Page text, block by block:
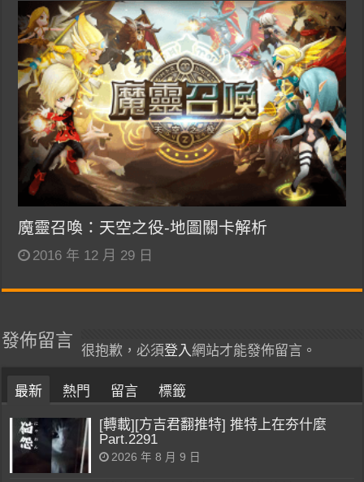
魔靈召喚：天空之役-地圖關卡解析
2016 年 12 月 29 日
發佈留言
很抱歉，必須登入網站才能發佈留言。
最新 熱門 留言 標籤
[轉載][方吉君翻推特] 推特上在夯什麼
Part.2291
2026 年 8 月 9 日